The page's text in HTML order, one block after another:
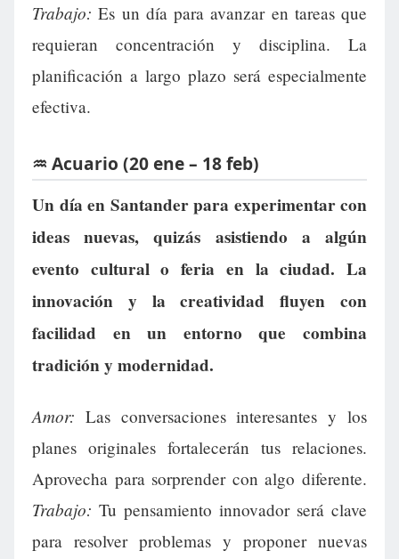
Trabajo: Es un día para avanzar en tareas que
requieran concentración y disciplina. La
planificación a largo plazo será especialmente
efectiva.
♒ Acuario (20 ene – 18 feb)
Un día en Santander para experimentar con
ideas nuevas, quizás asistiendo a algún
evento cultural o feria en la ciudad. La
innovación y la creatividad fluyen con
facilidad en un entorno que combina
tradición y modernidad.
Amor: Las conversaciones interesantes y los
planes originales fortalecerán tus relaciones.
Aprovecha para sorprender con algo diferente.
Trabajo: Tu pensamiento innovador será clave
para resolver problemas y proponer nuevas